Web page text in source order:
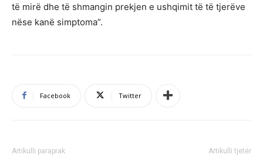
të mirë dhe të shmangin prekjen e ushqimit të të tjerëve
nëse kanë simptoma”.
Facebook Twitter
Artikulli paraprak Artikulli tjetër